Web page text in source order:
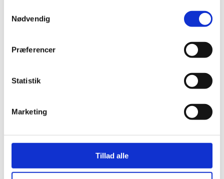
Nødvendig
Præferencer
Statistik
Marketing
Tillad alle